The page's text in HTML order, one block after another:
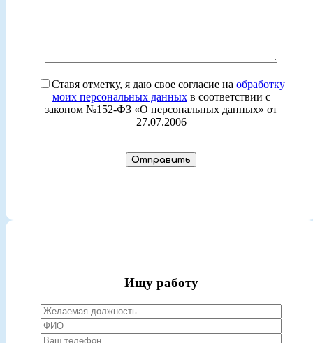
Ставя отметку, я даю свое согласие на обработку
моих персональных данныхв соответствии с
законом №152-ФЗ «О персональных данных» от
27.07.2006
Ищу работу